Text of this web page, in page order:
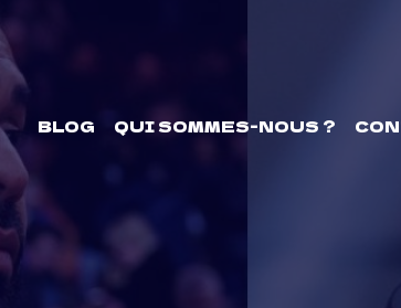
BLOG QUI SOMMES-NOUS ?